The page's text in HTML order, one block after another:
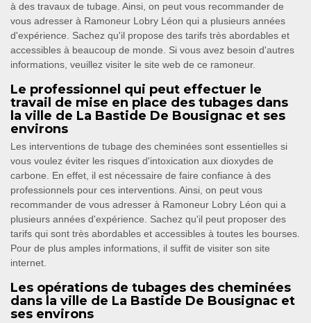
à des travaux de tubage. Ainsi, on peut vous recommander de
vous adresser à Ramoneur Lobry Léon qui a plusieurs années
d'expérience. Sachez qu'il propose des tarifs très abordables et
accessibles à beaucoup de monde. Si vous avez besoin d'autres
informations, veuillez visiter le site web de ce ramoneur.
Le professionnel qui peut effectuer le
travail de mise en place des tubages dans
la ville de La Bastide De Bousignac et ses
environs
Les interventions de tubage des cheminées sont essentielles si
vous voulez éviter les risques d'intoxication aux dioxydes de
carbone. En effet, il est nécessaire de faire confiance à des
professionnels pour ces interventions. Ainsi, on peut vous
recommander de vous adresser à Ramoneur Lobry Léon qui a
plusieurs années d'expérience. Sachez qu'il peut proposer des
tarifs qui sont très abordables et accessibles à toutes les bourses.
Pour de plus amples informations, il suffit de visiter son site
internet.
Les opérations de tubages des cheminées
dans la ville de La Bastide De Bousignac et
ses environs